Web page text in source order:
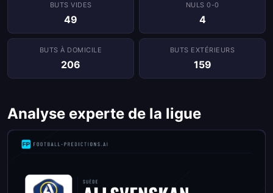
BUTS VIDES
49
NULS 0-0
4
BUTS À DOMICILE
206
BUTS EXTÉRIEURS
159
Analyse experte de la ligue